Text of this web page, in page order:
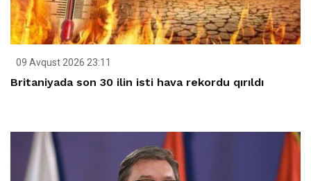
09 Avqust 2026 23:11
Britaniyada son 30 ilin isti hava rekordu qırıldı